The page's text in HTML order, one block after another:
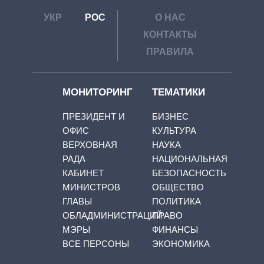
УКР РОС
О НАС
КОНТАКТЫ
ПРАВИЛА
МОНИТОРИНГ
ПРЕЗИДЕНТ И
ОФИС
ВЕРХОВНАЯ
РАДА
КАБИНЕТ
МИНИСТРОВ
ГЛАВЫ
ОБЛАДМИНИСТРАЦИЙ
МЭРЫ
ВСЕ ПЕРСОНЫ
ТЕМАТИКИ
БИЗНЕС
КУЛЬТУРА
НАУКА
НАЦИОНАЛЬНАЯ
БЕЗОПАСНОСТЬ
ОБЩЕСТВО
ПОЛИТИКА
ПРАВО
ФИНАНСЫ
ЭКОНОМИКА